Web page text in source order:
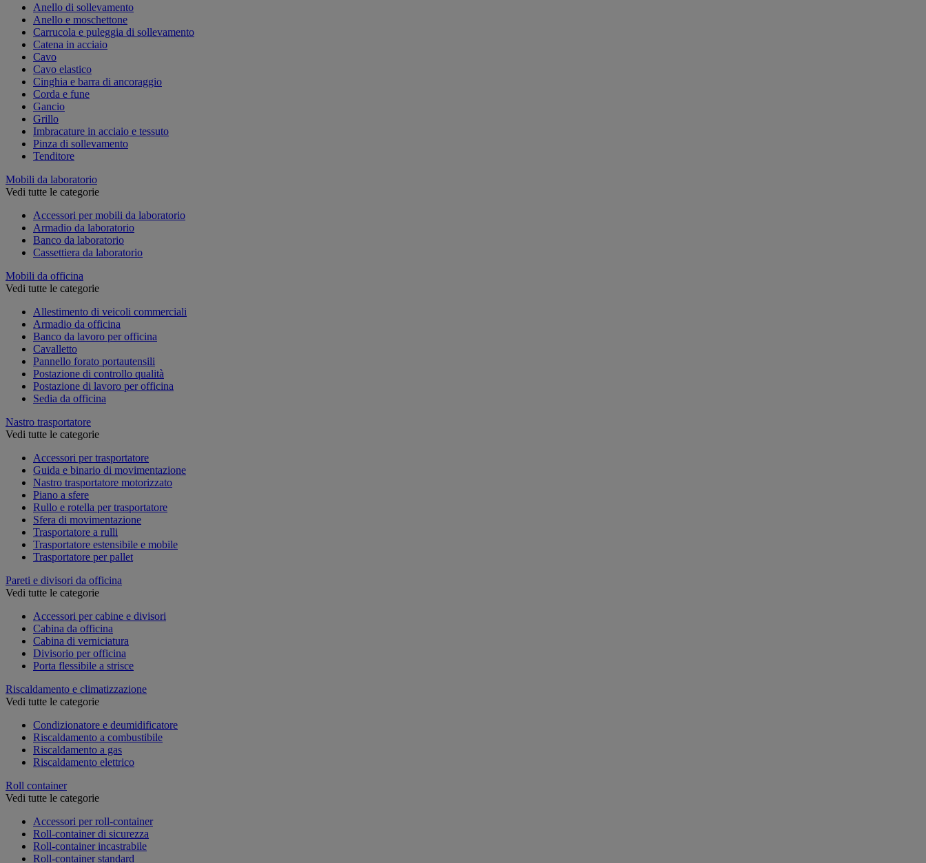
Anello di sollevamento
Anello e moschettone
Carrucola e puleggia di sollevamento
Catena in acciaio
Cavo
Cavo elastico
Cinghia e barra di ancoraggio
Corda e fune
Gancio
Grillo
Imbracature in acciaio e tessuto
Pinza di sollevamento
Tenditore
Mobili da laboratorio
Vedi tutte le categorie
Accessori per mobili da laboratorio
Armadio da laboratorio
Banco da laboratorio
Cassettiera da laboratorio
Mobili da officina
Vedi tutte le categorie
Allestimento di veicoli commerciali
Armadio da officina
Banco da lavoro per officina
Cavalletto
Pannello forato portautensili
Postazione di controllo qualità
Postazione di lavoro per officina
Sedia da officina
Nastro trasportatore
Vedi tutte le categorie
Accessori per trasportatore
Guida e binario di movimentazione
Nastro trasportatore motorizzato
Piano a sfere
Rullo e rotella per trasportatore
Sfera di movimentazione
Trasportatore a rulli
Trasportatore estensibile e mobile
Trasportatore per pallet
Pareti e divisori da officina
Vedi tutte le categorie
Accessori per cabine e divisori
Cabina da officina
Cabina di verniciatura
Divisorio per officina
Porta flessibile a strisce
Riscaldamento e climatizzazione
Vedi tutte le categorie
Condizionatore e deumidificatore
Riscaldamento a combustibile
Riscaldamento a gas
Riscaldamento elettrico
Roll container
Vedi tutte le categorie
Accessori per roll-container
Roll-container di sicurezza
Roll-container incastrabile
Roll-container standard